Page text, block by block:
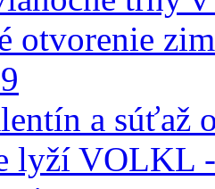
otvorenie
a súťaž
lyží VOLKL